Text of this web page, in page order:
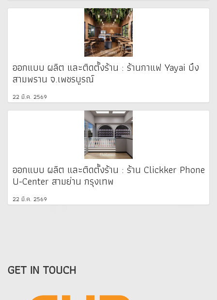
ออกแบบ ผลิต และติดตั้งร้าน : ร้านกาแฟ Yayai บึง
สามพราน จ.เพชรบูรณ์
22 มี.ค. 2569
ออกแบบ ผลิต และติดตั้งร้าน : ร้าน Clickker Phone
U-Center สามย่าน กรุงเทพ
22 มี.ค. 2569
GET IN TOUCH